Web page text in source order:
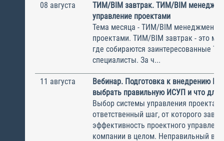
08 августа
ТИМ/BIM завтрак. ТИМ/BIM
управление проектами
Тема месяца - ТИМ/BIM менеджмент и
проектами. ТИМ/BIM завтрак - это
где собираются заинтересованные
специалисты. За ч...
11 августа
Вебинар. Подготовка к внедрению
выбрать правильную ИСУП и что для
Выбор системы управления
ответственный шаг, от которого
эффективность проектного
компании в целом. Неправильный